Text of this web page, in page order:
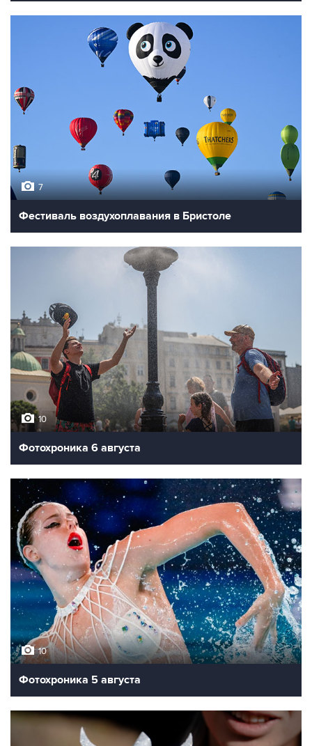
7
Фестиваль воздухоплавания в Бристоле
10
Фотохроника 6 августа
10
Фотохроника 5 августа